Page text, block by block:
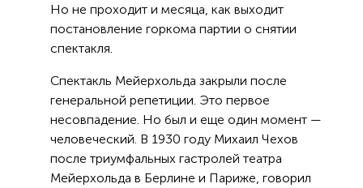
Но не проходит и месяца, как выходит
постановление горкома партии о снятии
спектакля.
Спектакль Мейерхольда закрыли после
генеральной репетиции. Это первое
несовпадение. Но был и еще один момент —
человеческий. В 1930 году Михаил Чехов
после триумфальных гастролей театра
Мейерхольда в Берлине и Париже, говорил